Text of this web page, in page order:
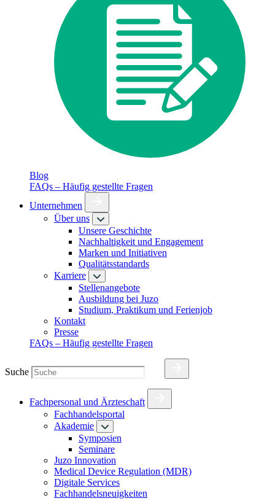
Blog
FAQs – Häufig gestellte Fragen
Unternehmen
Über uns
Unsere Geschichte
Nachhaltigkeit und Engagement
Marken und Initiativen
Qualitätsstandards
Karriere
Stellenangebote
Ausbildung bei Juzo
Studium, Praktikum und Ferienjob
Kontakt
Presse
FAQs – Häufig gestellte Fragen
Suche
Fachpersonal und Ärzteschaft
Fachhandelsportal
Akademie
Symposien
Seminare
Juzo Innovation
Medical Device Regulation (MDR)
Digitale Services
Fachhandelsneuigkeiten